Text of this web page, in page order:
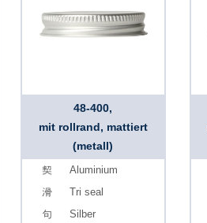
48-400,
mit rollrand, mattiert
(metall)
Aluminium
Tri seal
Silber